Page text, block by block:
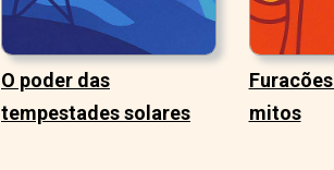
O poder das
tempestades solares
mitos